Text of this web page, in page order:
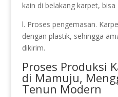
kain di belakang karpet, bisa
l. Proses pengemasan.
dengan plastik, sehingga
dikirim.
Proses Produksi
di Mamuju,
Tenun Modern